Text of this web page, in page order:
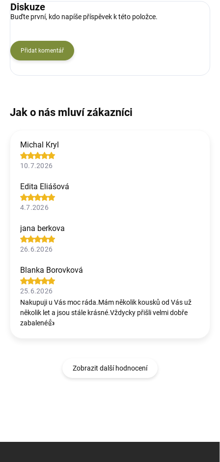
Diskuze
Buďte první, kdo napíše příspěvek k této položce.
Přidat komentář
Michal Kryl
10.7.2026
Edita Eliášová
4.7.2026
jana berkova
26.6.2026
Blanka Borovková
25.6.2026
Nakupuji u Vás moc ráda.Mám několik kousků od Vás už
několik let a jsou stále krásné.Vždycky přišli velmi dobře
zabalené👍
Zobrazit další hodnocení